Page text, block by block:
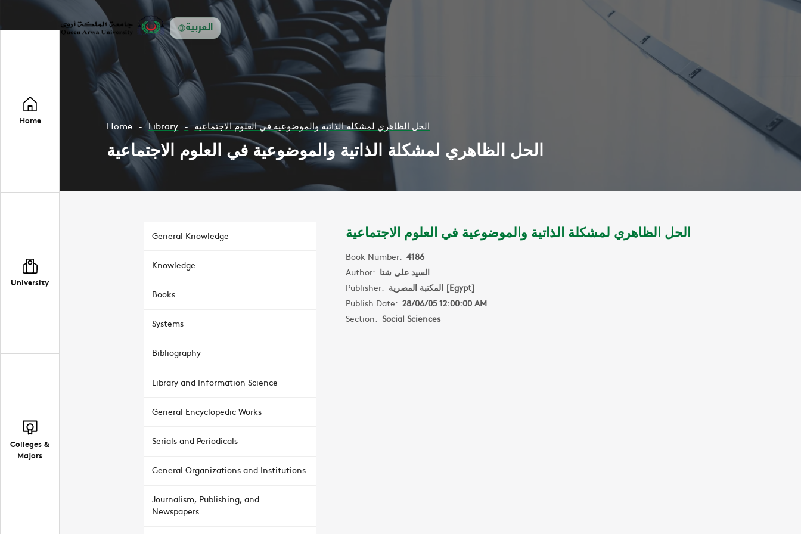
العربية
Home
University
Colleges &
Majors
Home Library الحل الظاهري لمشكلة الذاتية والموضوعية في العلوم الاجتماعية
الحل الظاهري لمشكلة الذاتية والموضوعية في العلوم الاجتماعية
General Knowledge
Knowledge
Books
Systems
Bibliography
Library and Information Science
General Encyclopedic Works
Serials and Periodicals
General Organizations and Institutions
Journalism, Publishing, and
Newspapers
الحل الظاهري لمشكلة الذاتية والموضوعية في العلوم الاجتماعية
Book Number: 4186
Author: السيد على شتا
Publisher:
المكتبة المصرية [Egypt]
Publish Date: 28/06/05 12:00:00 AM
Section: Social Sciences